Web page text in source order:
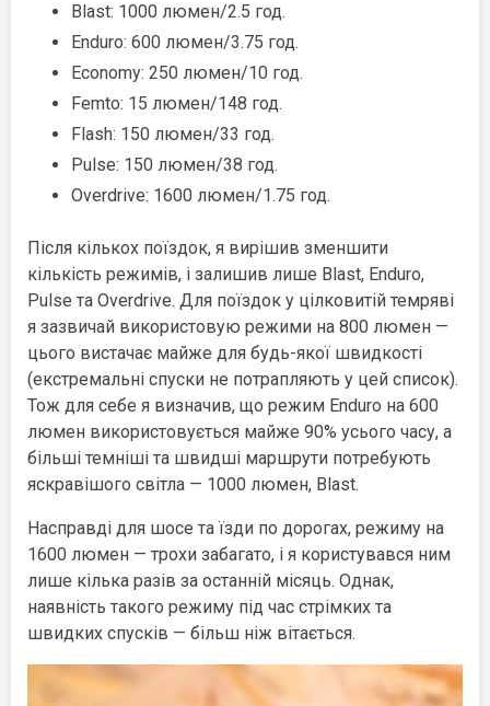
Blast: 1000 люмен/2.5 год.
Enduro: 600 люмен/3.75 год.
Economy: 250 люмен/10 год.
Femto: 15 люмен/148 год.
Flash: 150 люмен/33 год.
Pulse: 150 люмен/38 год.
Overdrive: 1600 люмен/1.75 год.
Після кількох поїздок, я вирішив зменшити
кількість режимів, і залишив лише Blast, Enduro,
Pulse та Overdrive. Для поїздок у цілковитій темряві
я зазвичай використовую режими на 800 люмен —
цього вистачає майже для будь-якої швидкості
(екстремальні спуски не потрапляють у цей список).
Тож для себе я визначив, що режим Enduro на 600
люмен використовується майже 90% усього часу, а
більші темніші та швидші маршрути потребують
яскравішого світла — 1000 люмен, Blast.
Насправді для шосе та їзди по дорогах, режиму на
1600 люмен — трохи забагато, і я користувався ним
лише кілька разів за останній місяць. Однак,
наявність такого режиму під час стрімких та
швидких спусків — більш ніж вітається.